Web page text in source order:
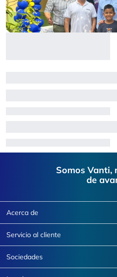
Somos Vanti,
de
Acerca de
Servicio al cliente
Sociedades